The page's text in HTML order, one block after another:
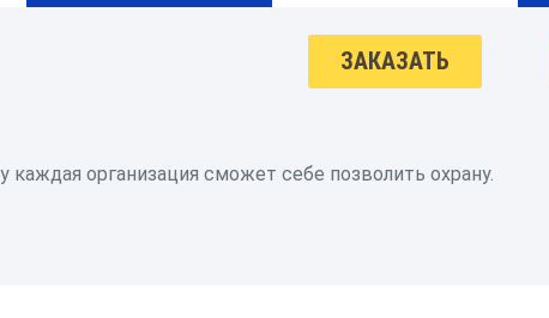
ЗАКАЗАТЬ
организация сможет себе позволить охрану.